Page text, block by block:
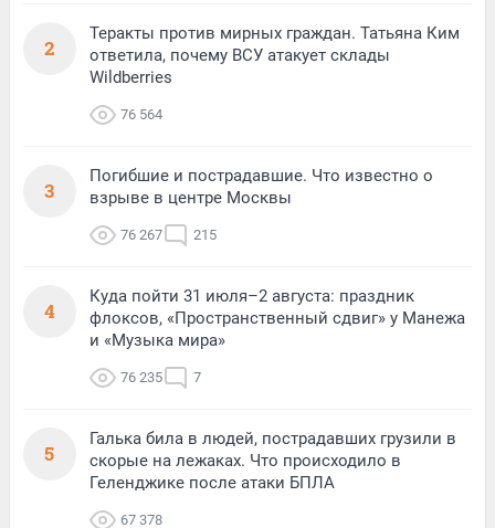
2
Теракты против мирных граждан. Татьяна Ким
ответила, почему ВСУ атакует склады
Wildberries
76 564
3
Погибшие и пострадавшие. Что известно о
взрыве в центре Москвы
76 267 215
4
Куда пойти 31 июля–2 августа: праздник
флоксов, «Пространственный сдвиг» у Манежа
и «Музыка мира»
76 235 7
5
Галька била в людей, пострадавших грузили в
скорые на лежаках. Что происходило в
Геленджике после атаки БПЛА
67 378